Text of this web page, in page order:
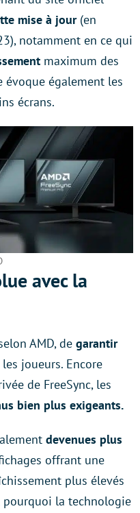
mise à jour(en
notamment en ce qui
maximum des
évoque également les
écrans.
avec la
AMD, de garantir
joueurs. Encore
de FreeSync, les
bien plus exigeants.
devenues plus
offrant une
plus élevés
pourquoi la technologie